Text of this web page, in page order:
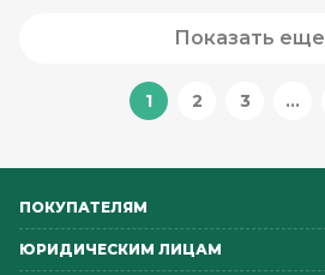
Показать еще
1 2 3 ...
ПОКУПАТЕЛЯМ
ЮРИДИЧЕСКИМ ЛИЦАМ